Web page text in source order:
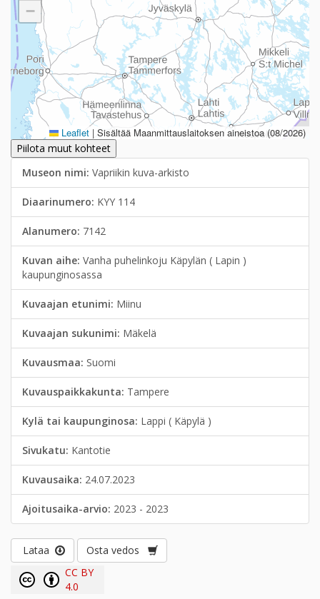
−
Leaflet | Sisältää Maanmittauslaitoksen aineistoa (08/2026)
Piilota muut kohteet
Museon nimi: Vapriikin kuva-arkisto
Diaarinumero: KYY 114
Alanumero: 7142
Kuvan aihe: Vanha puhelinkoju Käpylän ( Lapin )
kaupunginosassa
Kuvaajan etunimi: Miinu
Kuvaajan sukunimi: Mäkelä
Kuvausmaa: Suomi
Kuvauspaikkakunta: Tampere
Kylä tai kaupunginosa: Lappi ( Käpylä )
Sivukatu: Kantotie
Kuvausaika: 24.07.2023
Ajoitusaika-arvio: 2023 - 2023
Lataa
Osta vedos
CC BY
4.0